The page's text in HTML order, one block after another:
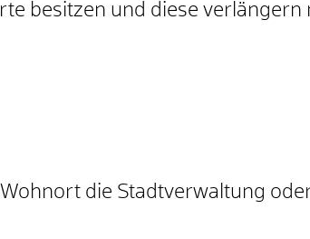
besitzen und diese verlängern
die Stadtverwaltung